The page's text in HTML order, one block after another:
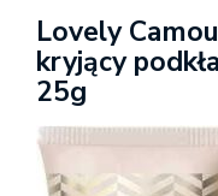
Lovely
kryjący
25g